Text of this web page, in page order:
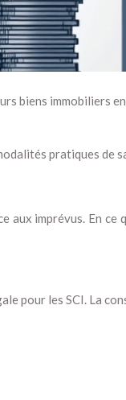
biens immobiliers
pratiques de
imprévus. En ce
pour les SCI. La